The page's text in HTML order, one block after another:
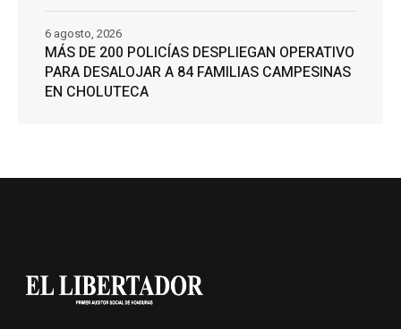
MÁS DE 200 POLICÍAS DESPLIEGAN OPERATIVO
PARA DESALOJAR A 84 FAMILIAS CAMPESINAS
EN CHOLUTECA
6 agosto, 2026